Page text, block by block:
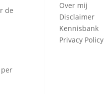
de
Over mij
Disclaimer
Kennisbank
Privacy Policy